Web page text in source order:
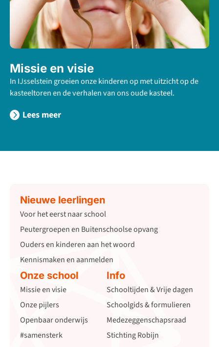
Missie en visie
In IJsselstein groeien onze kinderen op met uitzicht op de
kasteeltoren en de verhalen van ons oude kasteel.
Lees meer
Nieuwe leerlingen
Voor het eerst naar school
Peutergroepen en Buitenschoolse opvang
Ouders en kinderen aan het woord
Kennismaken en aanmelden
Onze school
Missie en visie
Onze pijlers
Openbaar onderwijs
#samensterk
Info
Schooltijden & Vrije dagen
Schoolgids & formulieren
Medezeggenschapsraad
Stichting Robijn